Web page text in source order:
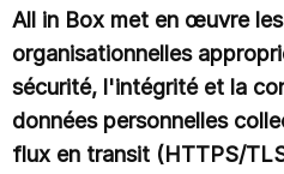
All in Box met en œuvre
organisationnelles
sécurité, l'intégrité et la
données personnelles
flux en transit (HTTPS/